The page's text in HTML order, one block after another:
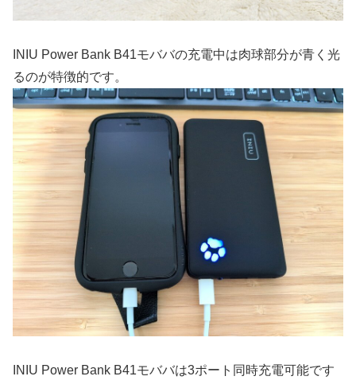
INIU Power Bank B41モババの充電中は肉球部分が青く光
るのが特徴的です。
INIU Power Bank B41モババは3ポート同時充電可能です